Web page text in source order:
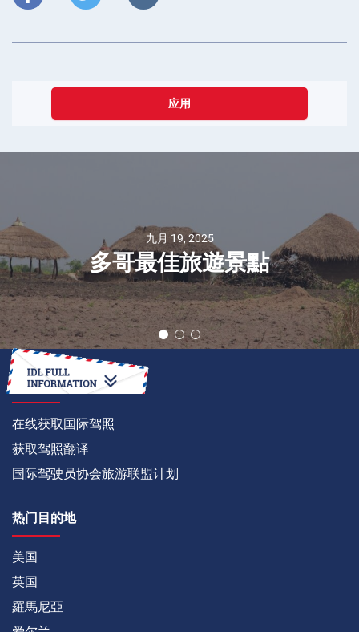
应用
九月 19, 2025
多哥最佳旅遊景點
如何
在线获取国际驾照
获取驾照翻译
国际驾驶员协会旅游联盟计划
热门目的地
美国
英国
羅馬尼亞